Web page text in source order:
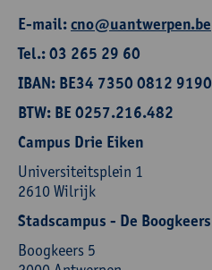
E-mail:cno@uantwerpen.be
Tel.: 03 265 29 60
IBAN: BE34 7350 0812 9190
BTW: BE 0257.216.482
Campus Drie Eiken
Universiteitsplein 1
2610 Wilrijk
Stadscampus - De Boogkeers
Boogkeers 5